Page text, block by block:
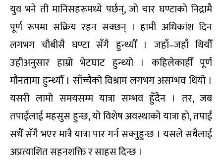
युव भने ती मानिसहरूमध्ये पर्छन्, जो चार घण्टाको निद्रामै
पूर्ण रूपमा सक्रिय रहन सक्छन् । हामी अधिकांश दिन
लगभग चौबीसै घण्टा सँगै हुन्थ्यौँ । जहाँ–जहाँ थियौँ
उहीअनुसार हाम्रो भेटघाट हुन्थ्यो । कहिलेकाहीँ पूर्ण
मौनतामा हुन्थ्यौँ । साँच्चैको विश्राम लगभग असम्भव थियो ।
यसरी लामो समयसम्म यात्रा सम्भव हुँदैन । तर, जब
तपाईंलाई महसुस हुन्छ, यो विशेष अवस्थाको यात्रा हो, तपाईं
सधैँ सँगै भएर मात्रै यात्रा पार गर्न सक्नुहुन्छ । यसले सबैलाई
अप्रत्याशित सहनशक्ति र साहस दिन्छ ।